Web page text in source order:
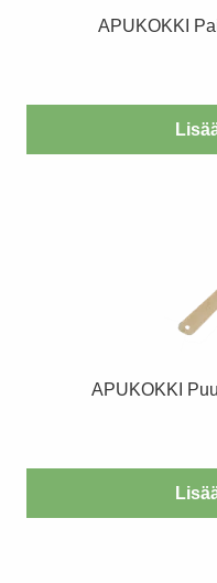
APUKOKKI
APUKOKKI